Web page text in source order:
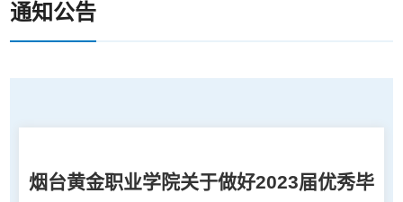
通知公告
烟台黄金职业学院关于做好2023届优秀毕